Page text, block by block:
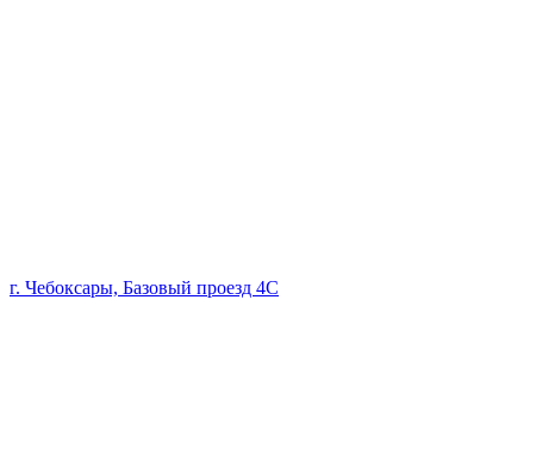
г. Чебоксары, Базовый проезд 4С